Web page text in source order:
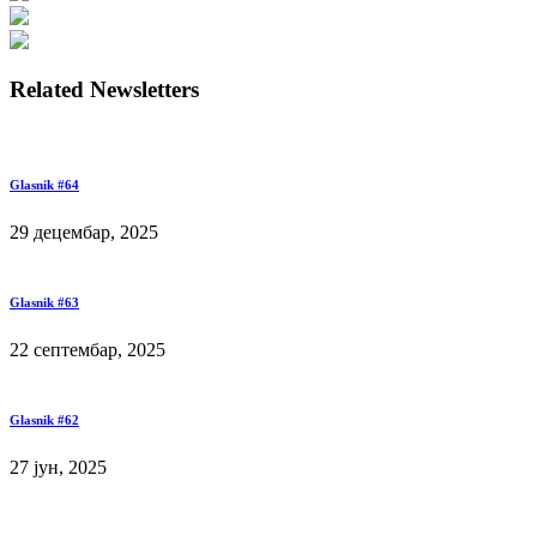
Related Newsletters
Glasnik #64
29 децембар, 2025
Glasnik #63
22 септембар, 2025
Glasnik #62
27 јун, 2025